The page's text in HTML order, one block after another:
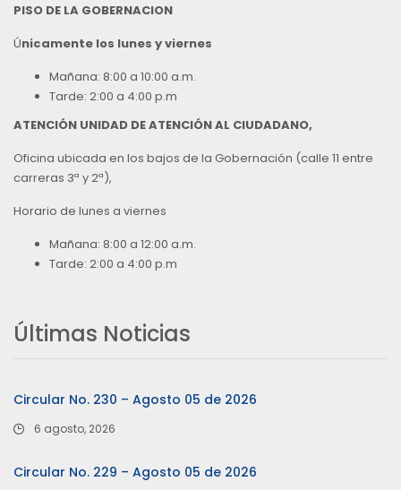
PISO DE LA GOBERNACION
Únicamente los lunes y viernes
Mañana: 8:00 a 10:00 a.m.
Tarde: 2:00 a 4:00 p.m
ATENCIÓN UNIDAD DE ATENCIÓN AL CIUDADANO,
Oficina ubicada en los bajos de la Gobernación (calle 11 entre
carreras 3ª y 2ª),
Horario de lunes a viernes
Mañana: 8:00 a 12:00 a.m.
Tarde: 2:00 a 4:00 p.m
Últimas Noticias
Circular No. 230 – Agosto 05 de 2026
6 agosto, 2026
Circular No. 229 – Agosto 05 de 2026